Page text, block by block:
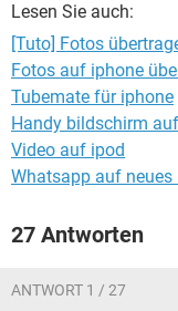
Also, aus diesem
Software gesucht!!!!!!!
Und, ich hab auch
Die Perle unter den
heißt CopyTrans
Das ist ein
HIER
Ich hoffe es hilft.
Lesen Sie auch:
[Tuto] Fotos
Fotos auf iphone
Tubemate für iphone
Handy bildschirm
Video auf ipod
Whatsapp auf neues
27 Antworten
ANTWORT 1 / 27